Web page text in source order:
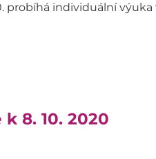
probíhá individuální
8. 10. 2020